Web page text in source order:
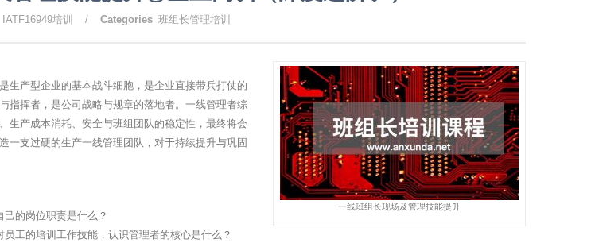
IATF16949培训 / Categories 班组长管理培训
一线班组长现场及管理技能提升
生产型企业的基本战斗细胞，是企业直接带兵打仗的
指挥者，是公司战略与规章的落地者。一线管理者综
生产成本消耗、安全与班组团队的稳定性，最终将会
一支过硬的生产一线管理团队，对于持续提升与巩固
的岗位职责是什么？
工的培训工作技能，认识管理者的核心是什么？